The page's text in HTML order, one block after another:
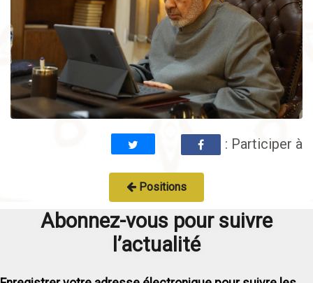
: Participer à
Positions
Abonnez-vous pour suivre
l’actualité